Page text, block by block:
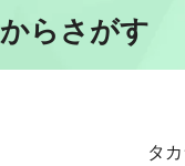
からさがす
タ